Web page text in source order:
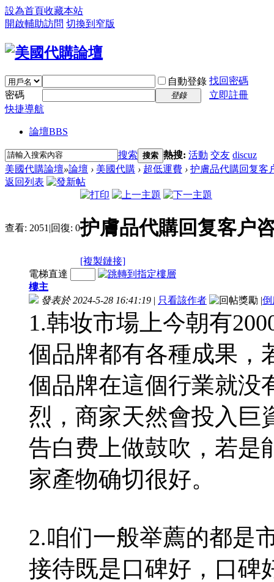
設為首頁收藏本站
開啟輔助訪問 切換到窄版
自動登錄 找回密碼
密碼
登錄
立即註冊
快捷導航
論壇BBS
搜索 搜索 熱搜: 活動 交友 discuz
美國代購論壇»論壇 › 美國代購 › 超低運費 › 护膚品代購回复客
返回列表
查看: 2051 |回復: 0护膚品代購回复客户
[複製鏈接]
電梯直達
樓主
發表於 2024-5-28 16:41:19 | 只看該作者 |倒
1.韩妆市場上今朝有
個品牌都有各種成果，
個品牌在這個行業就没
烈，商家天然會投入巨
告白费上做鼓吹，若是
家產物确切很好。
2.咱们一般举薦的都是
接待既是口碑好，口碑